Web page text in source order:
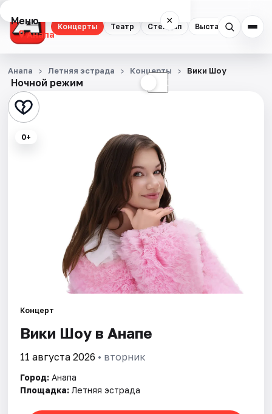
Концерты Театр Стендап Выставки
Меню ×
Анапа
Концерты
Театр
Стендап
Ночной режим ☾
Анапа Летняя эстрада Концерты Вики Шоу
0+
Концерт
Вики Шоу в Анапе
11 августа 2026 • вторник
Город: Анапа
Площадка: Летняя эстрада